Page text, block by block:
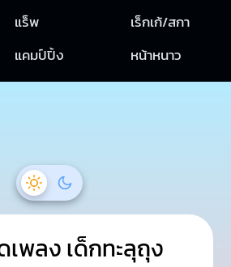
แร็พ
เร็กเก้/สกา
แคมป์ปิ้ง หน้าหนาว
เพลง เด็กทะลุถุง